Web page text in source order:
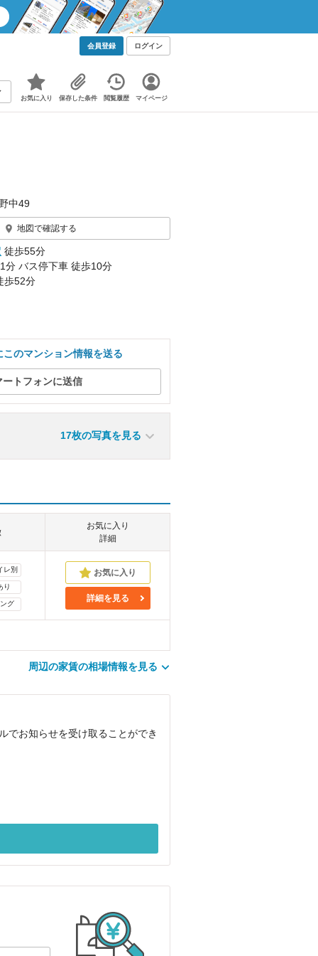
会員登録 ログイン
お気に入り 保存した条件 閲覧履歴 マイページ
中49
地図で確認する
徒歩55分
分 バス停下車 徒歩10分
歩52分
のマンション情報を送る
トフォンに送信
17枚の写真を見る
お気に入り
詳細
レ別
り
グ
詳細を見る
周辺の家賃の相場情報を見る
でお知らせを受け取ることができ